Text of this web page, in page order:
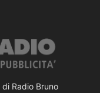
Radio Bruno